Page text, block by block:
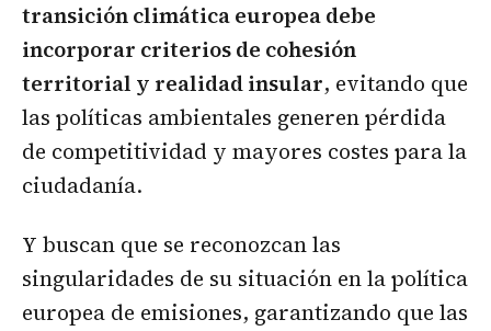
transición climática europea debe
incorporar criterios de cohesión
territorial y realidad insular, evitando que
las políticas ambientales generen pérdida
de competitividad y mayores costes para la
ciudadanía.
Y buscan que se reconozcan las
singularidades de su situación en la política
europea de emisiones, garantizando que las